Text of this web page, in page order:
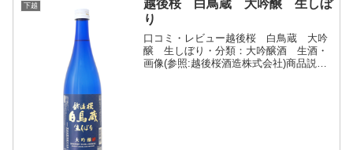
下越
越後桜 白鳥蔵 大吟醸 生しぼ
り
口コミ・レビュー越後桜 白鳥蔵 大吟
醸 生しぼり・分類：大吟醸酒 生酒・
画像(参照:越後桜酒造株式会社)商品説